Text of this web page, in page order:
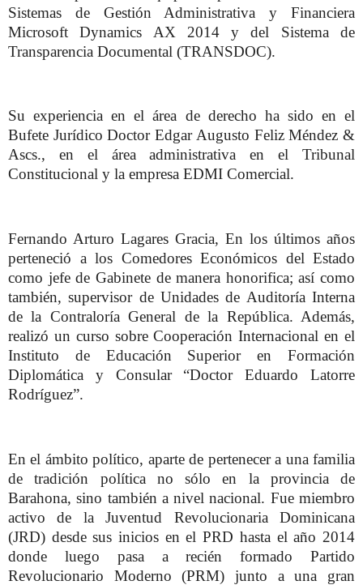
Sistemas de Gestión Administrativa y Financiera
Microsoft Dynamics AX 2014 y del Sistema de
Transparencia Documental (TRANSDOC).
Su experiencia en el área de derecho ha sido en el
Bufete Jurídico Doctor Edgar Augusto Feliz Méndez &
Ascs., en el área administrativa en el Tribunal
Constitucional y la empresa EDMI Comercial.
Fernando Arturo Lagares Gracia, En los últimos años
perteneció a los Comedores Económicos del Estado
como jefe de Gabinete de manera honorifica; así como
también, supervisor de Unidades de Auditoría Interna
de la Contraloría General de la República. Además,
realizó un curso sobre Cooperación Internacional en el
Instituto de Educación Superior en Formación
Diplomática y Consular “Doctor Eduardo Latorre
Rodríguez”.
En el ámbito político, aparte de pertenecer a una familia
de tradición política no sólo en la provincia de
Barahona, sino también a nivel nacional. Fue miembro
activo de la Juventud Revolucionaria Dominicana
(JRD) desde sus inicios en el PRD hasta el año 2014
donde luego pasa a recién formado Partido
Revolucionario Moderno (PRM) junto a una gran